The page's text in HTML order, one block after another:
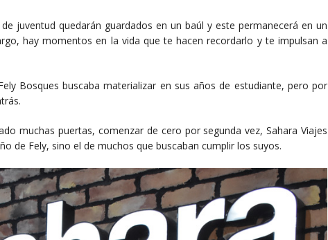
juventud quedarán guardados en un baúl y este permanecerá en un
hay momentos en la vida que te hacen recordarlo y te impulsan a
Bosques buscaba materializar en sus años de estudiante, pero por
muchas puertas, comenzar de cero por segunda vez, Sahara Viajes
de Fely, sino el de muchos que buscaban cumplir los suyos.